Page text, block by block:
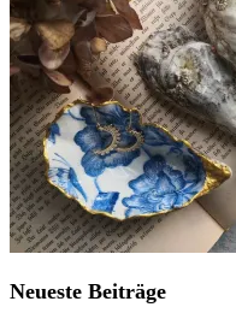
Neueste Beiträge